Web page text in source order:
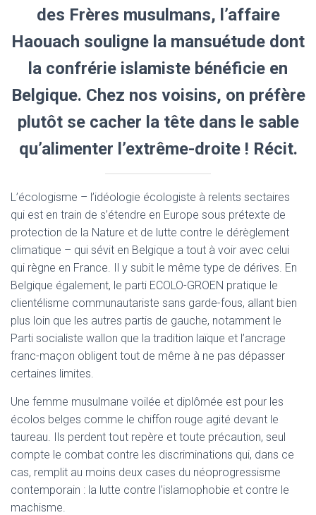
des Frères musulmans, l’affaire
Haouach souligne la mansuétude dont
la confrérie islamiste bénéficie en
Belgique. Chez nos voisins, on préfère
plutôt se cacher la tête dans le sable
qu’alimenter l’extrême-droite ! Récit.
L’écologisme – l’idéologie écologiste à relents sectaires
qui est en train de s’étendre en Europe sous prétexte de
protection de la Nature et de lutte contre le dérèglement
climatique – qui sévit en Belgique a tout à voir avec celui
qui règne en France. Il y subit le même type de dérives. En
Belgique également, le parti ECOLO-GROEN pratique le
clientélisme communautariste sans garde-fous, allant bien
plus loin que les autres partis de gauche, notamment le
Parti socialiste wallon que la tradition laïque et l’ancrage
franc-maçon obligent tout de même à ne pas dépasser
certaines limites.
Une femme musulmane voilée et diplômée est pour les
écolos belges comme le chiffon rouge agité devant le
taureau. Ils perdent tout repère et toute précaution, seul
compte le combat contre les discriminations qui, dans ce
cas, remplit au moins deux cases du néoprogressisme
contemporain : la lutte contre l’islamophobie et contre le
machisme.